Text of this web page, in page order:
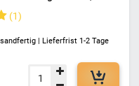
13,5 cm
1
| Lieferfrist 1-2 Tage